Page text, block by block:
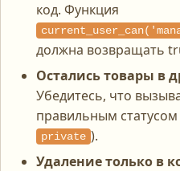
код. Функция
должна возвращать
Остались товары в
Убедитесь, что
правильным
private ).
Удаление только в